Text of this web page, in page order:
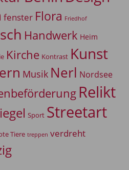
fenster Flora Friedhof
Handwerk Heim
Kirche Kontrast Kunst
Musik Nerl Nordsee
Relikt
Sport Streetart
Tiere treppen verdreht